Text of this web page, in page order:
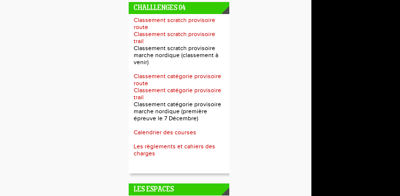
CHALLLENGES 04
Classement scratch provisoire
route
Classement scratch provisoire
trail
Classement scratch provisoire
marche nordique (classement à
venir)
Classement catégorie provisoire
route
Classement catégorie provisoire
trail
Classement catégorie provisoire
marche nordique (première
épreuve le 7 Décembre)
Calendrier des courses
Les règlements et cahiers des
charges
LES ESPACES